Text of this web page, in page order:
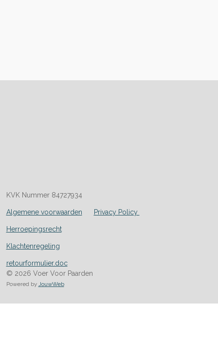
KVK Nummer 84727934
Algemene voorwaarden Privacy Policy
Herroepingsrecht
Klachtenregeling
retourformulier.doc
© 2026 Voer Voor Paarden
Powered by JouwWeb